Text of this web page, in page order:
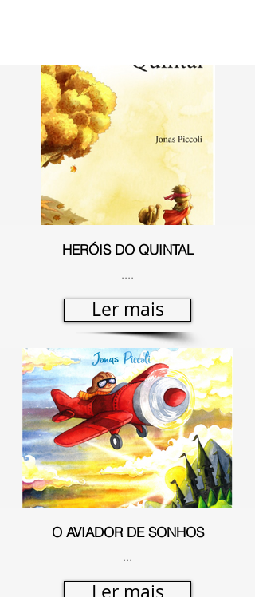
HERÓIS DO QUINTAL
....
Ler mais
O AVIADOR DE SONHOS
...
Ler mais